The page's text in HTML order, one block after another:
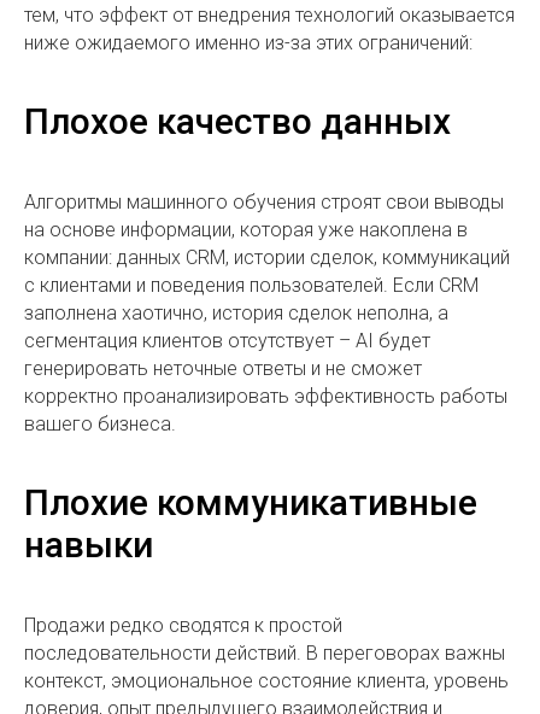
тем, что эффект от внедрения технологий оказывается
ниже ожидаемого именно из-за этих ограничений:
Плохое качество данных
Алгоритмы машинного обучения строят свои выводы
на основе информации, которая уже накоплена в
компании: данных CRM, истории сделок, коммуникаций
с клиентами и поведения пользователей. Если CRM
заполнена хаотично, история сделок неполна, а
сегментация клиентов отсутствует – AI будет
генерировать неточные ответы и не сможет
корректно проанализировать эффективность работы
вашего бизнеса.
Плохие коммуникативные
навыки
Продажи редко сводятся к простой
последовательности действий. В переговорах важны
контекст, эмоциональное состояние клиента, уровень
доверия, опыт предыдущего взаимодействия и